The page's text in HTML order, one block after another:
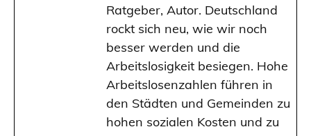
Ratgeber, Autor. Deutschland
rockt sich neu, wie wir noch
besser werden und die
Arbeitslosigkeit besiegen. Hohe
Arbeitslosenzahlen führen in
den Städten und Gemeinden zu
hohen sozialen Kosten und zu